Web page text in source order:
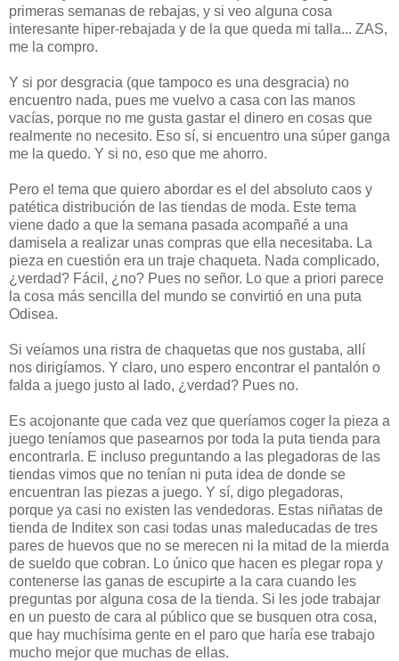
primeras semanas de rebajas, y si veo alguna cosa
interesante hiper-rebajada y de la que queda mi talla... ZAS,
me la compro.
Y si por desgracia (que tampoco es una desgracia) no
encuentro nada, pues me vuelvo a casa con las manos
vacías, porque no me gusta gastar el dinero en cosas que
realmente no necesito. Eso sí, si encuentro una súper ganga
me la quedo. Y si no, eso que me ahorro.
Pero el tema que quiero abordar es el del absoluto caos y
patética distribución de las tiendas de moda. Este tema
viene dado a que la semana pasada acompañé a una
damisela a realizar unas compras que ella necesitaba. La
pieza en cuestión era un traje chaqueta. Nada complicado,
¿verdad? Fácil, ¿no? Pues no señor. Lo que a priori parece
la cosa más sencilla del mundo se convirtió en una puta
Odisea.
Si veíamos una ristra de chaquetas que nos gustaba, allí
nos dirigíamos. Y claro, uno espero encontrar el pantalón o
falda a juego justo al lado, ¿verdad? Pues no.
Es acojonante que cada vez que queríamos coger la pieza a
juego teníamos que pasearnos por toda la puta tienda para
encontrarla. E incluso preguntando a las plegadoras de las
tiendas vimos que no tenían ni puta idea de donde se
encuentran las piezas a juego. Y sí, digo plegadoras,
porque ya casi no existen las vendedoras. Estas niñatas de
tienda de Inditex son casi todas unas maleducadas de tres
pares de huevos que no se merecen ni la mitad de la mierda
de sueldo que cobran. Lo único que hacen es plegar ropa y
contenerse las ganas de escupirte a la cara cuando les
preguntas por alguna cosa de la tienda. Si les jode trabajar
en un puesto de cara al público que se busquen otra cosa,
que hay muchísima gente en el paro que haría ese trabajo
mucho mejor que muchas de ellas.